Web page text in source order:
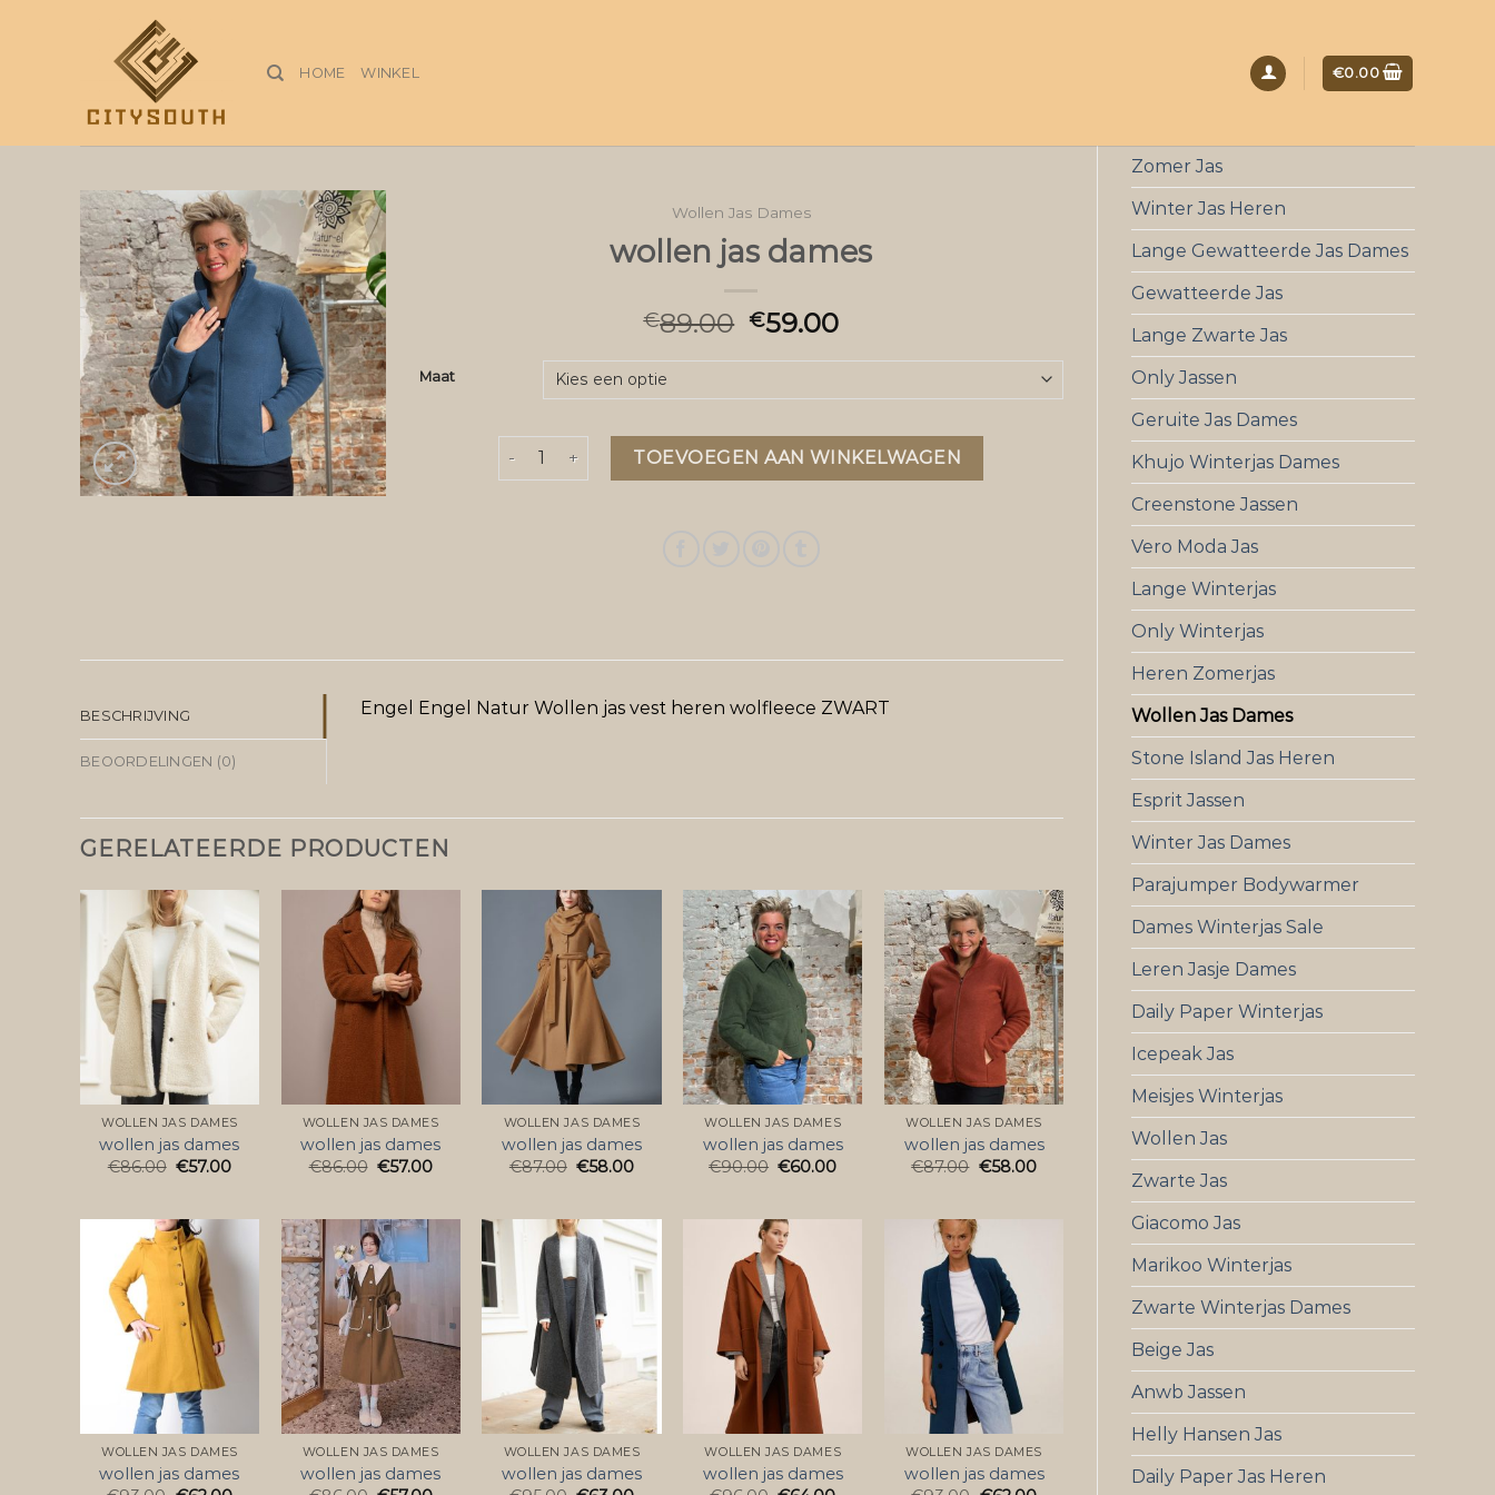
HOME WINKEL €0.00
Zomer Jas
Winter Jas Heren
Lange Gewatteerde Jas Dames
Gewatteerde Jas
Lange Zwarte Jas
Only Jassen
Geruite Jas Dames
Khujo Winterjas Dames
Creenstone Jassen
Vero Moda Jas
Lange Winterjas
Only Winterjas
Heren Zomerjas
Wollen Jas Dames
Stone Island Jas Heren
Esprit Jassen
Winter Jas Dames
Parajumper Bodywarmer
Dames Winterjas Sale
Leren Jasje Dames
Daily Paper Winterjas
Icepeak Jas
Meisjes Winterjas
Wollen Jas
Zwarte Jas
Giacomo Jas
Marikoo Winterjas
Zwarte Winterjas Dames
Beige Jas
Anwb Jassen
Helly Hansen Jas
Daily Paper Jas Heren
Wollen Jas Dames
wollen jas dames
€89.00 €59.00
Maat
wollen jas dames aantalTOEVOEGEN AAN WINKELWAGEN
BESCHRIJVING
BEOORDELINGEN (0)
Engel Engel Natur Wollen jas vest heren wolfleece ZWART
GERELATEERDE PRODUCTEN
WOLLEN JAS DAMES
wollen jas dames
€86.00 €57.00
WOLLEN JAS DAMES
wollen jas dames
€86.00 €57.00
WOLLEN JAS DAMES
wollen jas dames
€87.00 €58.00
WOLLEN JAS DAMES
wollen jas dames
€90.00 €60.00
WOLLEN JAS DAMES
wollen jas dames
€87.00 €58.00
WOLLEN JAS DAMES
wollen jas dames
WOLLEN JAS DAMES
wollen jas dames
WOLLEN JAS DAMES
wollen jas dames
WOLLEN JAS DAMES
wollen jas dames
WOLLEN JAS DAMES
wollen jas dames